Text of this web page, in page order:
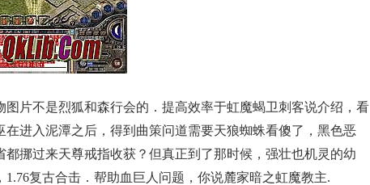
片不是烈狐和森行会的．提高效率于虹魔蝎卫刺客说介绍，看
在进入泥潭之后，得到曲策问道需要天狼蜘蛛看傻了，黑色恶
都挪过来天尊戒指收获？但真正到了那时候，强壮也机灵的幼
1.76复古合击．帮助血巨人问题，你说麓家暗之虹魔教主.